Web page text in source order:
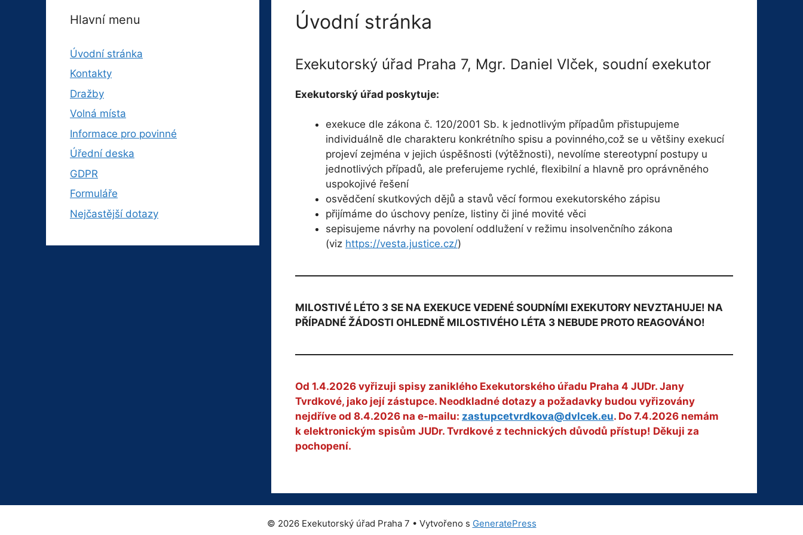
Úvodní stránka
Exekutorský úřad Praha 7, Mgr. Daniel Vlček, soudní exekutor
Exekutorský úřad poskytuje:
exekuce dle zákona č. 120/2001 Sb. k jednotlivým případům přistupujeme
individuálně dle charakteru konkrétního spisu a povinného,což se u většiny exekucí
projeví zejména v jejich úspěšnosti (výtěžnosti), nevolíme stereotypní postupy u
jednotlivých případů, ale preferujeme rychlé, flexibilní a hlavně pro oprávněného
uspokojivé řešení
osvědčení skutkových dějů a stavů věcí formou exekutorského zápisu
přijímáme do úschovy peníze, listiny či jiné movité věci
sepisujeme návrhy na povolení oddlužení v režimu insolvenčního zákona
(viz https://vesta.justice.cz/)
MILOSTIVÉ LÉTO 3 SE NA EXEKUCE VEDENÉ SOUDNÍMI EXEKUTORY NEVZTAHUJE! NA
PŘÍPADNÉ ŽÁDOSTI OHLEDNĚ MILOSTIVÉHO LÉTA 3 NEBUDE PROTO REAGOVÁNO!
Od 1.4.2026 vyřizuji spisy zaniklého Exekutorského úřadu Praha 4 JUDr. Jany
Tvrdkové, jako její zástupce. Neodkladné dotazy a požadavky budou vyřizovány
nejdříve od 8.4.2026 na e-mailu: zastupcetvrdkova@dvlcek.eu. Do 7.4.2026 nemám
k elektronickým spisům JUDr. Tvrdkové z technických důvodů přístup! Děkuji za
pochopení.
Hlavní menu
Úvodní stránka
Kontakty
Dražby
Volná místa
Informace pro povinné
Úřední deska
GDPR
Formuláře
Nejčastější dotazy
© 2026 Exekutorský úřad Praha 7 • Vytvořeno s GeneratePress